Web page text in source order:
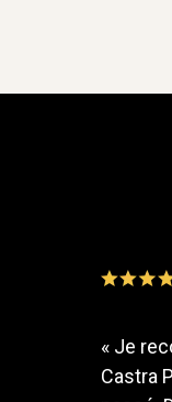
« Je
Castra